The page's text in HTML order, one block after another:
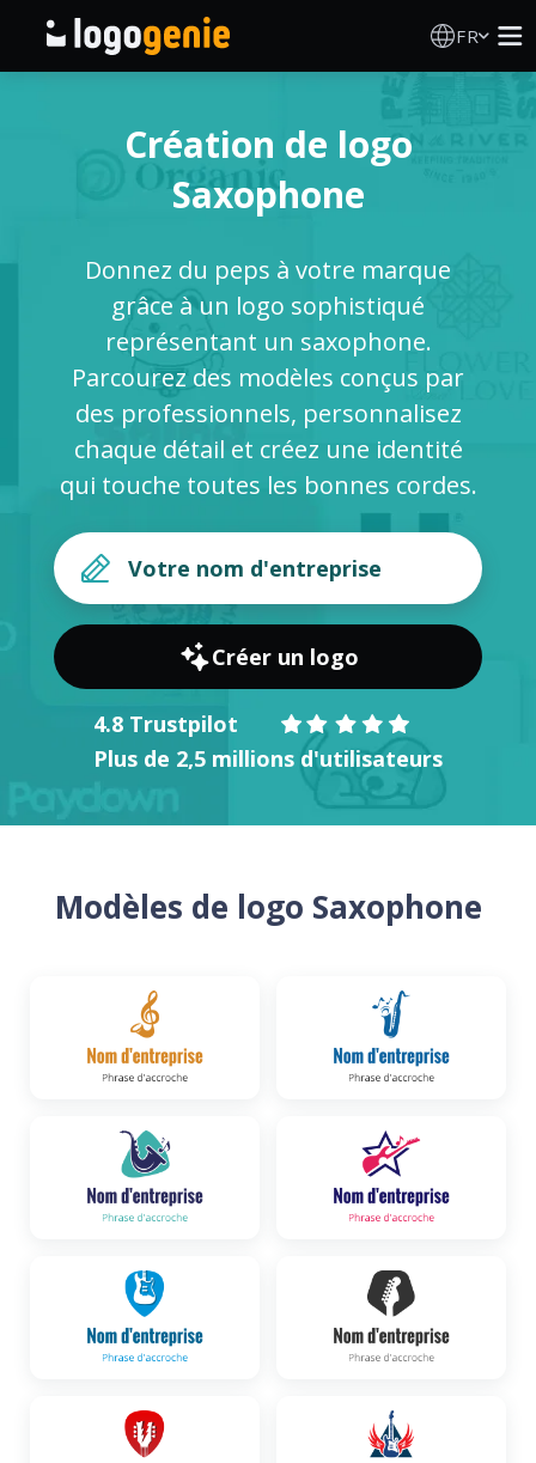
FR
Générateur de logo IA
Produits imprimés
À propos
Création de logo
Saxophone
Donnez du peps à votre marque
grâce à un logo sophistiqué
représentant un saxophone.
Parcourez des modèles conçus par
des professionnels, personnalisez
chaque détail et créez une identité
qui touche toutes les bonnes cordes.
Créer un logo
4.8 Trustpilot
Plus de 2,5 millions d'utilisateurs
Modèles de logo Saxophone